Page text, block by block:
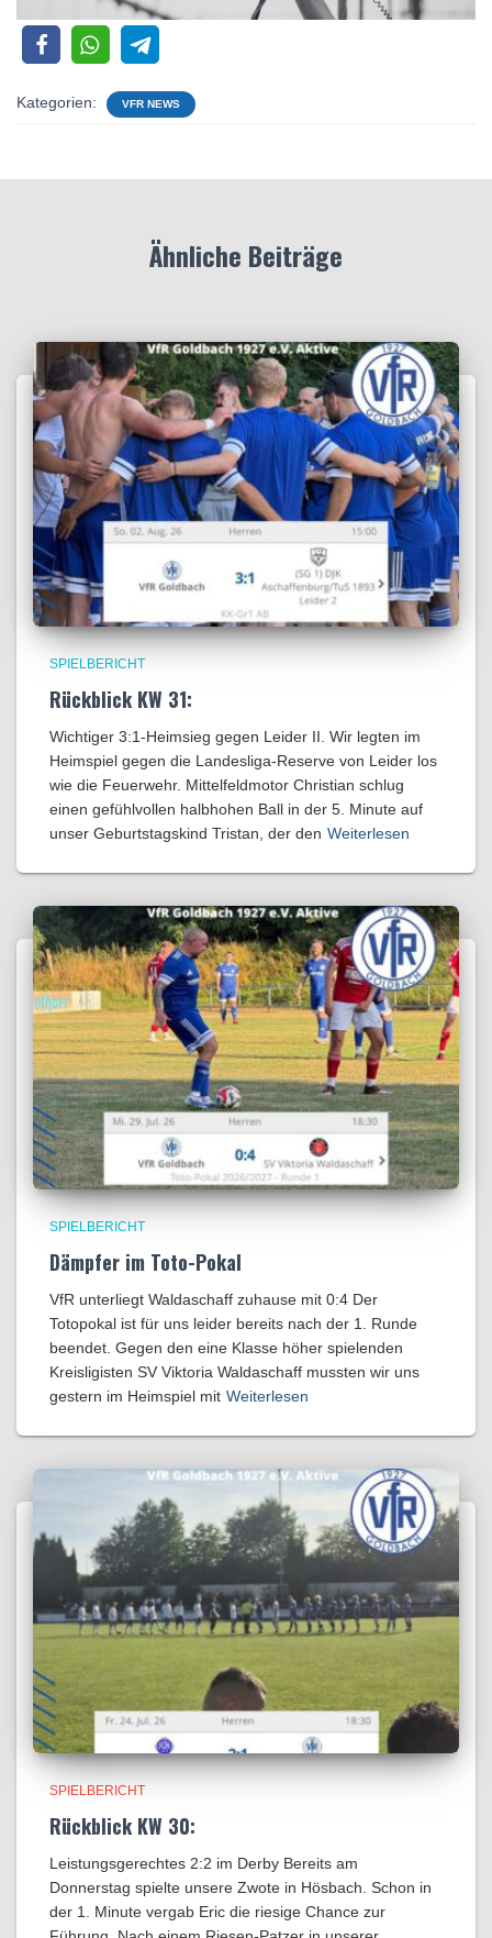
Kategorien: VFR NEWS
Ähnliche Beiträge
SPIELBERICHT
Rückblick KW 31:
Wichtiger 3:1-Heimsieg gegen Leider II. Wir legten im
Heimspiel gegen die Landesliga-Reserve von Leider los
wie die Feuerwehr. Mittelfeldmotor Christian schlug
einen gefühlvollen halbhohen Ball in der 5. Minute auf
unser Geburtstagskind Tristan, der den Weiterlesen
SPIELBERICHT
Dämpfer im Toto-Pokal
VfR unterliegt Waldaschaff zuhause mit 0:4​ Der
Totopokal ist für uns leider bereits nach der 1. Runde
beendet. Gegen den eine Klasse höher spielenden
Kreisligisten SV Viktoria Waldaschaff mussten wir uns
gestern im Heimspiel mit Weiterlesen
SPIELBERICHT
Rückblick KW 30:
Leistungsgerechtes 2:2 im Derby Bereits am
Donnerstag spielte unsere Zwote in Hösbach. Schon in
der 1. Minute vergab Eric die riesige Chance zur